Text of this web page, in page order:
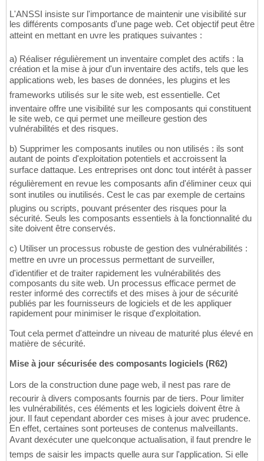
L'ANSSI insiste sur l'importance de maintenir une visibilité sur
les différents composants d'une page web. Cet objectif peut être
atteint en mettant en uvre les pratiques suivantes :
a) Réaliser régulièrement un inventaire complet des actifs : la
création et la mise à jour d'un inventaire des actifs, tels que les
applications web, les bases de données, les plugins et les
frameworks utilisés sur le site web, est essentielle. Cet
inventaire offre une visibilité sur les composants qui constituent
le site web, ce qui permet une meilleure gestion des
vulnérabilités et des risques.
b) Supprimer les composants inutiles ou non utilisés : ils sont
autant de points d'exploitation potentiels et accroissent la
surface dattaque. Les entreprises ont donc tout intérêt à passer
régulièrement en revue les composants afin d'éliminer ceux qui
sont inutiles ou inutilisés. Cest le cas par exemple de certains
plugins ou scripts, pouvant présenter des risques pour la
sécurité. Seuls les composants essentiels à la fonctionnalité du
site doivent être conservés.
c) Utiliser un processus robuste de gestion des vulnérabilités :
mettre en uvre un processus permettant de surveiller,
d'identifier et de traiter rapidement les vulnérabilités des
composants du site web. Un processus efficace permet de
rester informé des correctifs et des mises à jour de sécurité
publiés par les fournisseurs de logiciels et de les appliquer
rapidement pour minimiser le risque d'exploitation.
Tout cela permet d'atteindre un niveau de maturité plus élevé en
matière de sécurité.
Mise à jour sécurisée des composants logiciels (R62)
Lors de la construction dune page web, il nest pas rare de
recourir à divers composants fournis par de tiers. Pour limiter
les vulnérabilités, ces éléments et les logiciels doivent être à
jour. Il faut cependant aborder ces mises à jour avec prudence.
En effet, certaines sont porteuses de contenus malveillants.
Avant dexécuter une quelconque actualisation, il faut prendre le
temps de saisir les impacts quelle aura sur l'application. Si elle